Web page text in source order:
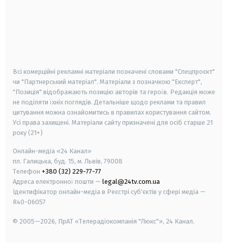
Всі комерційні рекламні матеріали позначені словами "Спецпроєкт"
чи "Партнерський матеріал". Матеріали з позначкою "Експерт",
"Позиція" відображають позицію авторів та героїв. Редакція може
не поділяти їхніх поглядів. Детальніше щодо реклами та правил
цитування можна ознайомитись в правилах користування сайтом.
Усі права захищені. Матеріали сайту призначені для осіб старше 21
року (21+)
Онлайн-медіа «24 Канал»
пл. Галицька, буд. 15, м. Львів, 79008
Телефон +380 (32) 229-77-77
Адреса електронної пошти — legal@24tv.com.ua
Ідентифікатор онлайн-медіа в Реєстрі суб'єктів у сфері медіа —
R40-06057
© 2005—2026, ПрАТ «Телерадіокомпанія "Люкс"», 24 Канал.